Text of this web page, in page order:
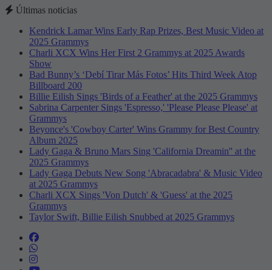
Últimas noticias
Kendrick Lamar Wins Early Rap Prizes, Best Music Video at
2025 Grammys
Charli XCX Wins Her First 2 Grammys at 2025 Awards
Show
Bad Bunny’s ‘Debí Tirar Más Fotos’ Hits Third Week Atop
Billboard 200
Billie Eilish Sings 'Birds of a Feather' at the 2025 Grammys
Sabrina Carpenter Sings 'Espresso,' 'Please Please Please' at
Grammys
Beyonce's 'Cowboy Carter' Wins Grammy for Best Country
Album 2025
Lady Gaga & Bruno Mars Sing 'California Dreamin'' at the
2025 Grammys
Lady Gaga Debuts New Song 'Abracadabra' & Music Video
at 2025 Grammys
Charli XCX Sings 'Von Dutch' & 'Guess' at the 2025
Grammys
Taylor Swift, Billie Eilish Snubbed at 2025 Grammys